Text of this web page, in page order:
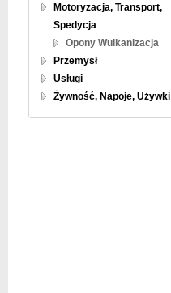
Motoryzacja, Transport,
Spedycja
Opony Wulkanizacja
Przemysł
Usługi
Żywność, Napoje, Używki